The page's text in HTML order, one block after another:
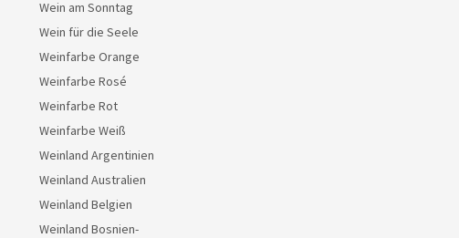
Wein am Sonntag
Wein für die Seele
Weinfarbe Orange
Weinfarbe Rosé
Weinfarbe Rot
Weinfarbe Weiß
Weinland Argentinien
Weinland Australien
Weinland Belgien
Weinland Bosnien-